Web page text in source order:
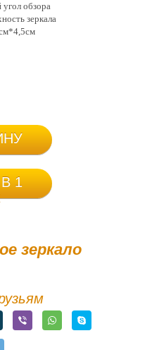
зеркало
обзора
зеркала
1